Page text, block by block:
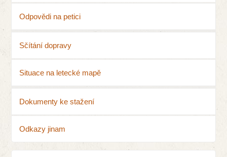
Odpovědi na petici
Sčítání dopravy
Situace na letecké mapě
Dokumenty ke stažení
Odkazy jinam